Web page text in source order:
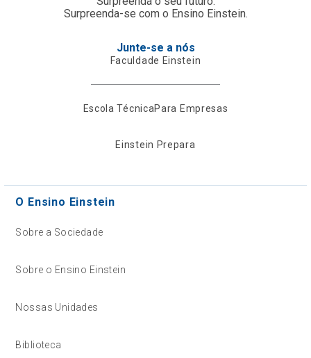
Surpreenda-se com o Ensino Einstein.
Junte-se a nós
Faculdade Einstein
Escola TécnicaPara Empresas
Einstein Prepara
O Ensino Einstein
Sobre a Sociedade
Sobre o Ensino Einstein
Nossas Unidades
Biblioteca